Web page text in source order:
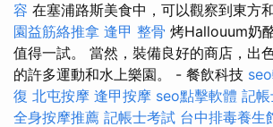
容 在塞浦路斯美食中，可以觀察到東方
園益筋絡推拿 逢甲 整骨 烤Hallouum奶
值得一試。 當然，裝備良好的商店，出
的許多運動和水上樂園。 - 餐飲科技
復 北屯按摩 逢甲按摩 seo點擊軟體 記
全身按摩推薦 記帳士考試 台中排毒養生